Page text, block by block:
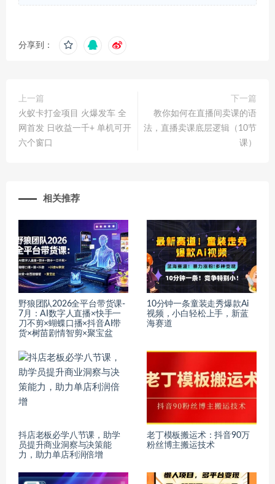
分享到：
上一篇
火蚁卡打金项目 火爆发车 全
网首发 日收益一千+ 单机可开
六个窗口
下一篇
教你如何在直播间卖课的语
法，直播卖课底层逻辑（10节
课）
相关推荐
野狼团队2026全平台带货课-
7月：AI数字人直播×快手一
刀不剪×蝴蝶口播×抖音AI带
货×树苗剧情智剪×聚宝盆
10分钟一条童装走秀爆款Ai
视频，小白轻松上手，新蓝
海赛道
抖店老板必学八节课，助学
员提升商业洞察与决策能
力，助力单店利润倍增
老丁模板搬运术：抖音90万
粉丝博主搬运技术